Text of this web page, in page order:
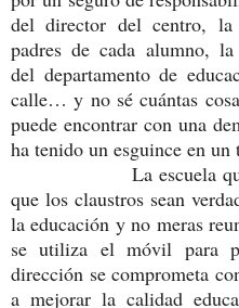
del director del centro,
padres de cada alumno, la
del departamento de
calle… y no sé cuántas
puede encontrar con una
ha tenido un esguince en
La escuela que
que los claustros sean
la educación y no meras
se utiliza el móvil para
dirección se comprometa
a mejorar la calidad